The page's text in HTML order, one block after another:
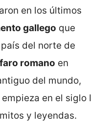
en los últimos
gallego que
del norte de
faro romano en
del mundo,
en el siglo I
y leyendas.